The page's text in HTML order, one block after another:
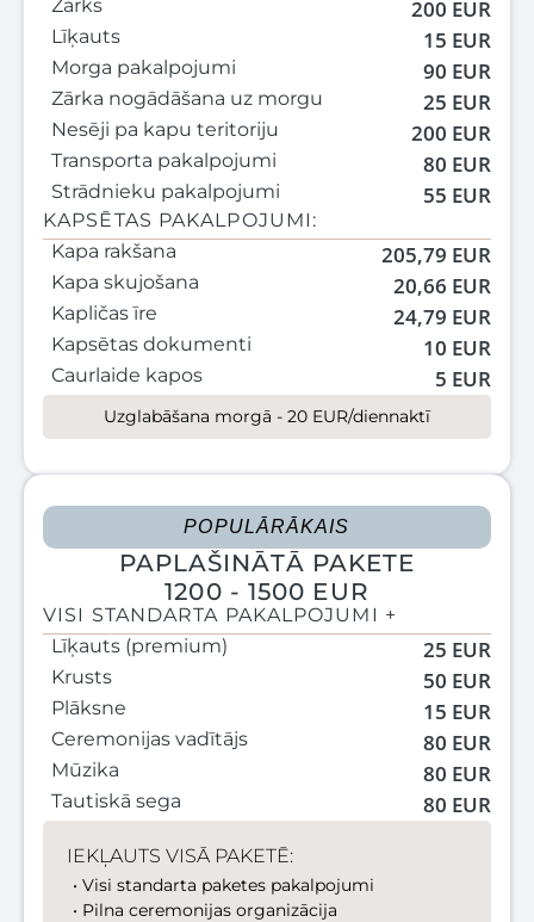
Zārks
200 EUR
Līķauts 15 EUR
Morga pakalpojumi 90 EUR
Zārka nogādāšana uz morgu 25 EUR
Nesēji pa kapu teritoriju 200 EUR
Transporta pakalpojumi 80 EUR
Strādnieku pakalpojumi 55 EUR
KAPSĒTAS PAKALPOJUMI:
Kapa rakšana
205,79 EUR
Kapa skujošana 20,66 EUR
Kapličas īre 24,79 EUR
Kapsētas dokumenti 10 EUR
Caurlaide kapos 5 EUR
Uzglabāšana morgā - 20 EUR/diennaktī
POPULĀRĀKAIS
PAPLAŠINĀTĀ PAKETE
1200 - 1500 EUR
VISI STANDARTA PAKALPOJUMI +
Līķauts (premium)
25 EUR
Krusts 50 EUR
Plāksne 15 EUR
Ceremonijas vadītājs 80 EUR
Mūzika 80 EUR
Tautiskā sega 80 EUR
IEKĻAUTS VISĀ PAKETĒ:
• Visi standarta paketes pakalpojumi
• Pilna ceremonijas organizācija